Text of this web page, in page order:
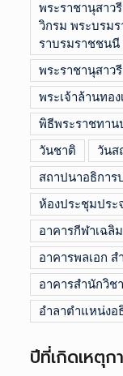
พระราชานุสาว
วิกรม พระบรม
ราบรมราชชนนี
พระราชานุสาว
พระเจ้าล้านทอ
พิธีพระราชทา
วันชาติ วันส
สถาปนาอธิการ
ห้องประชุมประ
อาคารกีฬาเฉลิ
อาคารพลเอก ส
อาคารสำนักวิช
อำลาตำแหน่งอ
ปีที่เกิดเหตุ